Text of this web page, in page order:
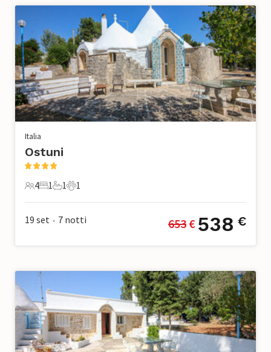
Italia
Ostuni
4 Ospiti
4
1 Camera da letto
1
1 Bagno
1
1 Animale domestico
1
19 set • 7 notti 653 € 538 €